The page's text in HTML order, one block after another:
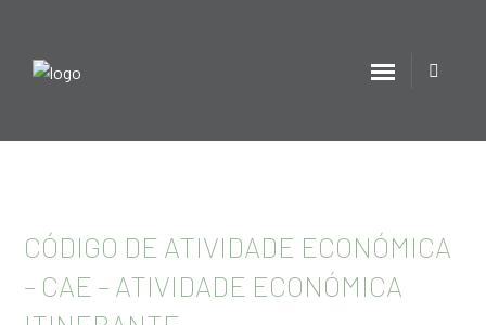
CÓDIGO DE ATIVIDADE ECONÓMICA
– CAE – ATIVIDADE ECONÓMICA